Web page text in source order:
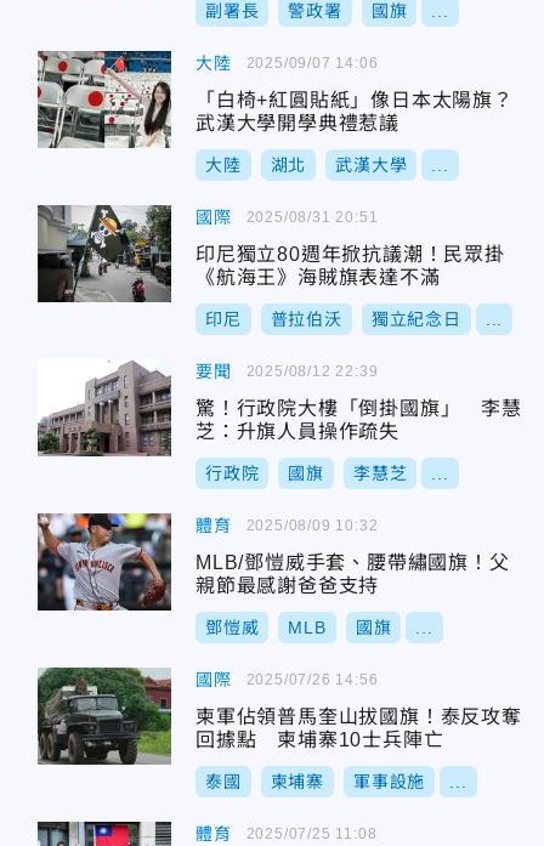
副署長 警政署 國旗
大陸
「白椅+紅圓貼紙」像日本太陽旗？
武漢大學開學典禮惹議
大陸 湖北 武漢大學
2025/09/07 14:06
國際
印尼獨立80週年掀抗議潮！民眾掛
《航海王》海賊旗表達不滿
印尼 普拉伯沃 獨立紀念日
2025/08/31 20:51
要聞
驚！行政院大樓「倒掛國旗」 李慧
芝：升旗人員操作疏失
行政院 國旗 李慧芝
2025/08/12 22:39
體育
MLB/鄧愷威手套、腰帶繡國旗！父
親節最感謝爸爸支持
鄧愷威 MLB 國旗
2025/08/09 10:32
國際
柬軍佔領普馬奎山拔國旗！泰反攻奪
回據點 柬埔寨10士兵陣亡
泰國 柬埔寨 軍事設施
2025/07/26 14:56
體育 2025/07/25 11:08